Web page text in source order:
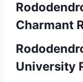
Charmant
University